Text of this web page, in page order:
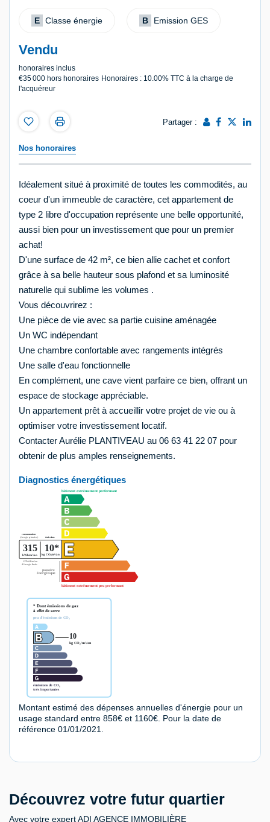
E Classe énergie B Emission GES
Vendu
honoraires inclus
€35 000 hors honoraires Honoraires : 10.00% TTC à la charge de
l'acquéreur
Partager :
Nos honoraires
Idéalement situé à proximité de toutes les commodités, au
coeur d'un immeuble de caractère, cet appartement de
type 2 libre d'occupation représente une belle opportunité,
aussi bien pour un investissement que pour un premier
achat!
D'une surface de 42 m², ce bien allie cachet et confort
grâce à sa belle hauteur sous plafond et sa luminosité
naturelle qui sublime les volumes .
Vous découvrirez :
Une pièce de vie avec sa partie cuisine aménagée
Un WC indépendant
Une chambre confortable avec rangements intégrés
Une salle d'eau fonctionnelle
En complément, une cave vient parfaire ce bien, offrant un
espace de stockage appréciable.
Un appartement prêt à accueillir votre projet de vie ou à
optimiser votre investissement locatif.
Contacter Aurélie PLANTIVEAU au 06 63 41 22 07 pour
obtenir de plus amples renseignements.
Diagnostics énergétiques
Montant estimé des dépenses annuelles d'énergie pour un
usage standard entre 858€ et 1160€. Pour la date de
référence 01/01/2021.
Découvrez votre futur quartier
Avec votre expert ADI AGENCE IMMOBILIÈRE